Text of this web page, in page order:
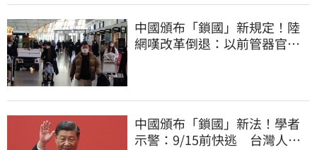
中國頒布「鎖國」新規定！陸
網嘆改革倒退：以前管器官現
中國頒布「鎖國」新法！學者
示警：9/15前快逃 台灣人也